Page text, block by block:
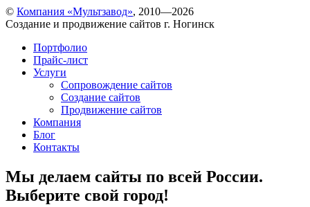
© Компания «Мультзавод», 2010—2026
Создание и продвижение сайтов г. Ногинск
Портфолио
Прайс-лист
Услуги
Сопровождение сайтов
Создание сайтов
Продвижение сайтов
Компания
Блог
Контакты
Мы делаем сайты по всей России.
Выберите свой город!